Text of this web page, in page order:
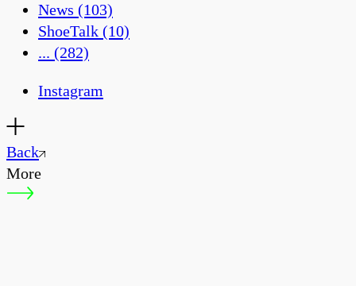
News (103)
ShoeTalk (10)
... (282)
Instagram
Back
More